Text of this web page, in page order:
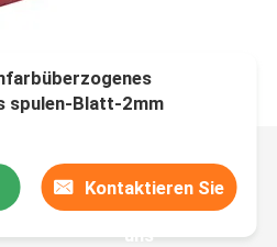
spulen-Blatt-2mm
Kontaktieren Sie
uns